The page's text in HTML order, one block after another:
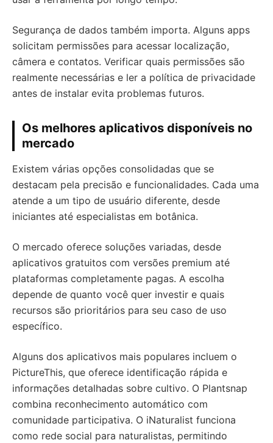
Segurança de dados também importa. Alguns apps
solicitam permissões para acessar localização,
câmera e contatos. Verificar quais permissões são
realmente necessárias e ler a política de privacidade
antes de instalar evita problemas futuros.
Os melhores aplicativos disponíveis no
mercado
Existem várias opções consolidadas que se
destacam pela precisão e funcionalidades. Cada uma
atende a um tipo de usuário diferente, desde
iniciantes até especialistas em botânica.
O mercado oferece soluções variadas, desde
aplicativos gratuitos com versões premium até
plataformas completamente pagas. A escolha
depende de quanto você quer investir e quais
recursos são prioritários para seu caso de uso
específico.
Alguns dos aplicativos mais populares incluem o
PictureThis, que oferece identificação rápida e
informações detalhadas sobre cultivo. O Plantsnap
combina reconhecimento automático com
comunidade participativa. O iNaturalist funciona
como rede social para naturalistas, permitindo